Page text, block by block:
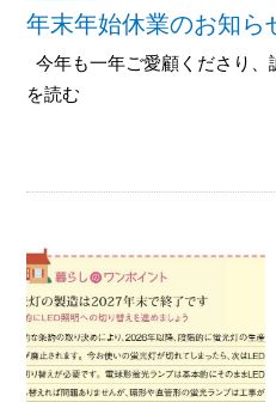
年末年始休業のお知ら
今年も一年ご愛顧くださり
を読む